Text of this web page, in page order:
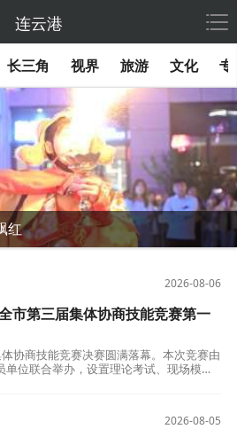
连云港
长三角 视界 旅游 文化 专
红
2026-08-06
市第三届集体协商技能竞赛第一
协商技能竞赛决赛圆满落幕。本次竞赛由
位联合举办，设置理论考试、现场模拟
2026-08-05